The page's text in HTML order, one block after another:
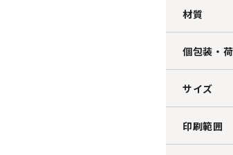
材質
個包装・
サイズ
印刷範囲